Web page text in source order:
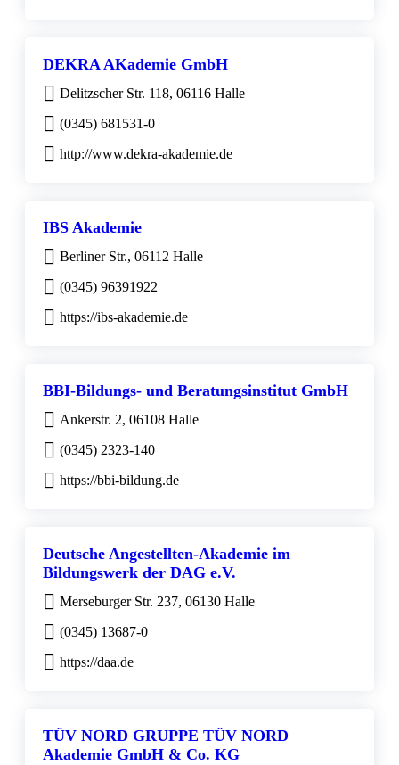
DEKRA AKademie GmbH
Delitzscher Str. 118, 06116 Halle
(0345) 681531-0
http://www.dekra-akademie.de
IBS Akademie
Berliner Str., 06112 Halle
(0345) 96391922
https://ibs-akademie.de
BBI-Bildungs- und Beratungsinstitut GmbH
Ankerstr. 2, 06108 Halle
(0345) 2323-140
https://bbi-bildung.de
Deutsche Angestellten-Akademie im
Bildungswerk der DAG e.V.
Merseburger Str. 237, 06130 Halle
(0345) 13687-0
https://daa.de
TÜV NORD GRUPPE TÜV NORD
Akademie GmbH & Co. KG